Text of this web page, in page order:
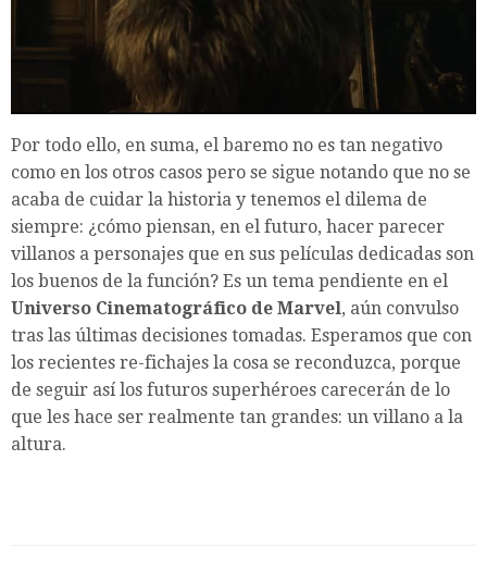
Por todo ello, en suma, el baremo no es tan negativo
como en los otros casos pero se sigue notando que no se
acaba de cuidar la historia y tenemos el dilema de
siempre: ¿cómo piensan, en el futuro, hacer parecer
villanos a personajes que en sus películas dedicadas son
los buenos de la función? Es un tema pendiente en el
Universo Cinematográfico de Marvel, aún convulso
tras las últimas decisiones tomadas. Esperamos que con
los recientes re-fichajes la cosa se reconduzca, porque
de seguir así los futuros superhéroes carecerán de lo
que les hace ser realmente tan grandes: un villano a la
altura.